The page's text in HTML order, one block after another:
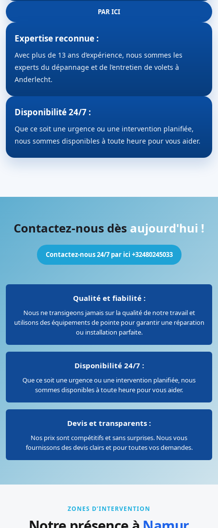
PAR ICI
Expertise reconnue :
Avec plus de 13 ans d’expérience, nous sommes les
experts du dépannage et de l’entretien de volets à
Anderlecht.
Disponibilité 24/7 :
Que ce soit une urgence ou une intervention planifiée,
nous sommes disponibles à toute heure pour vous aider.
Contactez-nous dès aujourd'hui !
Contactez-nous 24/7 par ici +32480245033
Qualité et fiabilité :
Nous ne transigeons jamais sur la qualité de notre travail et
utilisons des équipements de pointe pour garantir une réparation
ou installation parfaite.
Disponibilité 24/7 :
Que ce soit une urgence ou une intervention planifiée, nous
sommes disponibles à toute heure pour vous aider.
Devis et transparents :
Nos prix sont compétitifs et sans surprises. Nous vous
fournissons des devis clairs et pour toutes vos demandes.
ZONES D’INTERVENTION